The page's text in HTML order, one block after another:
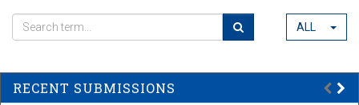
ALL
RECENT SUBMISSIONS